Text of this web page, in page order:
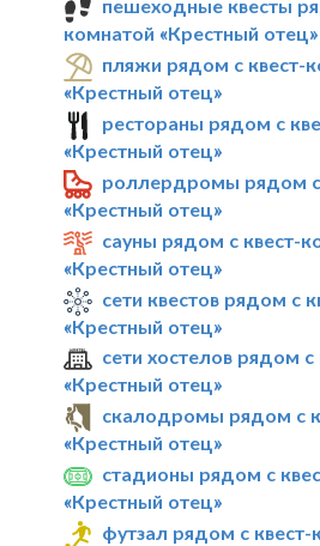
пешеходные квесты
комнатой «Крестный отец»
пляжи рядом с квест-
«Крестный отец»
рестораны рядом с
«Крестный отец»
роллердромы рядом с
«Крестный отец»
сауны рядом с квест-
«Крестный отец»
сети квестов рядом с
«Крестный отец»
сети хостелов рядом
«Крестный отец»
скалодромы рядом с
«Крестный отец»
стадионы рядом с
«Крестный отец»
футзал рядом с квест-